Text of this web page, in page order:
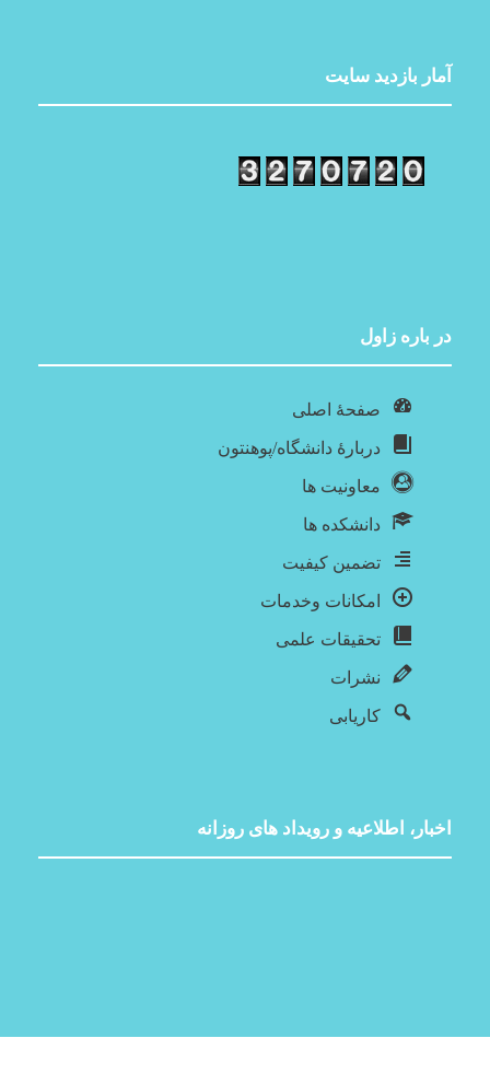
آمار بازدید سایت
در باره‌ زاول
صفحۀ اصلی
دربارۀ‌ دانشگاه/پوهنتون
معاونیت ها
دانشکده ها
تضمین کیفیت
امکانات وخدمات
تحقیقات علمی
نشرات
کاریابی
اخبار، اطلاعیه و رویداد های روزانه